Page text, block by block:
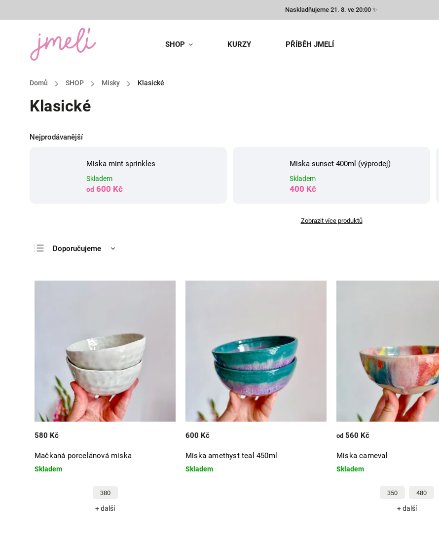
Naskladňujeme 21. 8. ve 20:00 ✨
SHOP KURZY PŘÍBĚH JMELÍ
Domů / SHOP / Misky / Klasické
Klasické
Nejprodávanější
Miska mint sprinkles
Skladem
od 600 Kč
Miska sunset 400ml (výprodej)
Skladem
400 Kč
Zobrazit více produktů
Doporučujeme
Nejdražší
Mačkaná porcelánová miska
Skladem
580 Kč
380
+ další
Miska amethyst teal 450ml
Skladem
600 Kč
Miska carneval
Skladem
od 560 Kč
350 480
+ další